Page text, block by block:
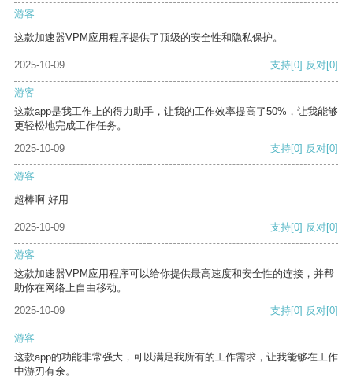
游客
这款加速器VPM应用程序提供了顶级的安全性和隐私保护。
2025-10-09 支持[0] 反对[0]
游客
这款app是我工作上的得力助手，让我的工作效率提高了50%，让我能够
更轻松地完成工作任务。
2025-10-09
支持[0] 反对[0]
游客
超棒啊 好用
2025-10-09 支持[0] 反对[0]
游客
这款加速器VPM应用程序可以给你提供最高速度和安全性的连接，并帮
助你在网络上自由移动。
2025-10-09
支持[0] 反对[0]
游客
这款app的功能非常强大，可以满足我所有的工作需求，让我能够在工作
中游刃有余。